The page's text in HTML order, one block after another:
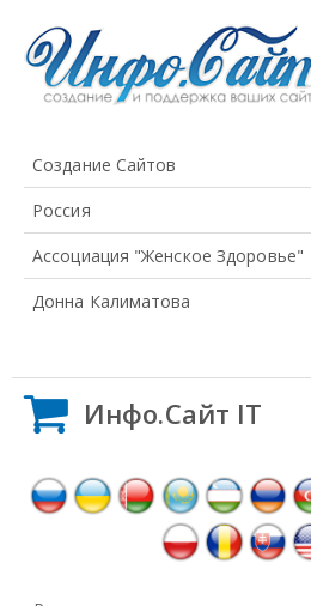
Создание Сайтов
Россия
Ассоциация "Женское Здоровье"
Донна Калиматова
Инфо.Сайт IT